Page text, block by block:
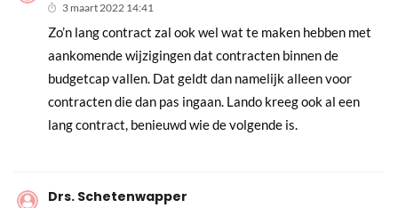
3 maart 2022 14:41
Zo’n lang contract zal ook wel wat te maken hebben met
aankomende wijzigingen dat contracten binnen de
budgetcap vallen. Dat geldt dan namelijk alleen voor
contracten die dan pas ingaan. Lando kreeg ook al een
lang contract, benieuwd wie de volgende is.
Drs. Schetenwapper